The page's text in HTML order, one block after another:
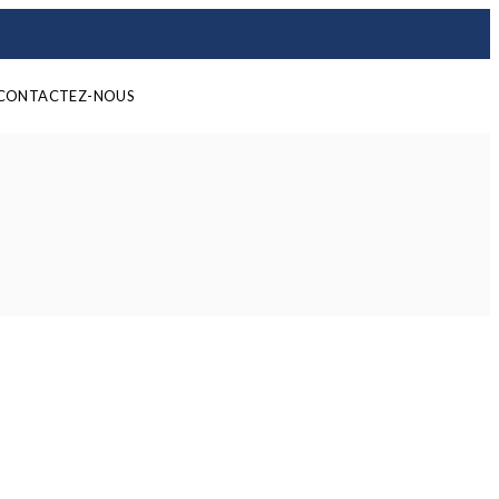
NOUS